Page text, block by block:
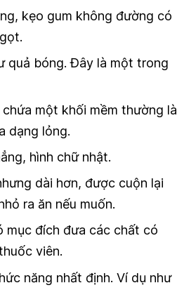
kẹo gum không đường có
quả bóng. Đây là một trong
một khối mềm thường là
dạng lỏng.
hình chữ nhật.
dài hơn, được cuộn lại
ra ăn nếu muốn.
mục đích đưa các chất có
viên.
năng nhất định. Ví dụ như